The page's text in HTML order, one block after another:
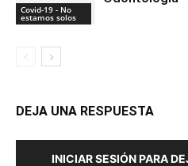
Covid-19 - No
estamos solos
DEJA UNA RESPUESTA
INICIAR SESIÓN PARA